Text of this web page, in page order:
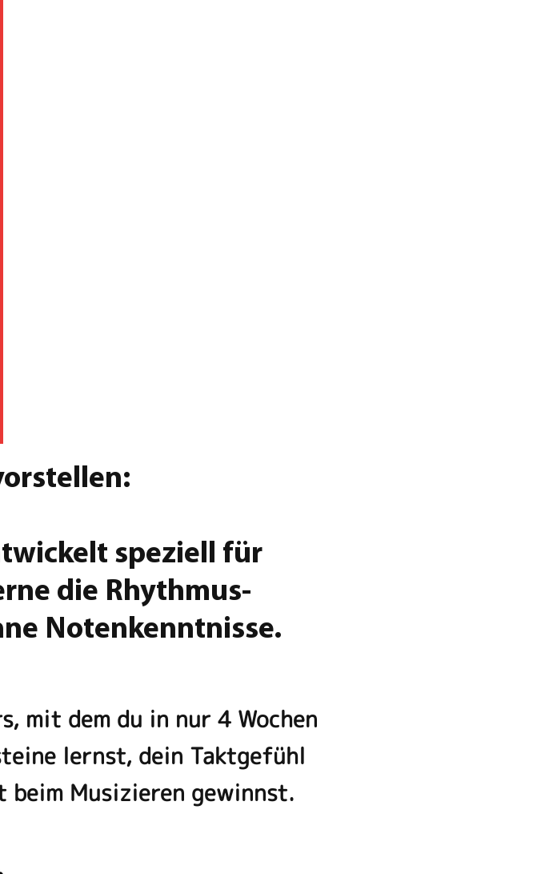
speziell für
die Rhythmus-
Notenkenntnisse.
mit dem du in nur 4 Wochen
lernst, dein Taktgefühl
Musizieren gewinnst.